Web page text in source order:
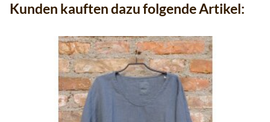
Kunden kauften dazu folgende Artikel: